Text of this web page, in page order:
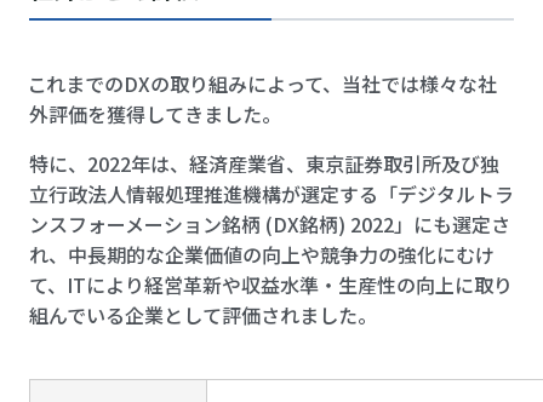
これまでのDXの取り組みによって、当社では様々な社
外評価を獲得してきました。
特に、2022年は、経済産業省、東京証券取引所及び独
立行政法人情報処理推進機構が選定する「デジタルトラ
ンスフォーメーション銘柄 (DX銘柄) 2022」にも選定さ
れ、中長期的な企業価値の向上や競争力の強化にむけ
て、ITにより経営革新や収益水準・生産性の向上に取り
組んでいる企業として評価されました。